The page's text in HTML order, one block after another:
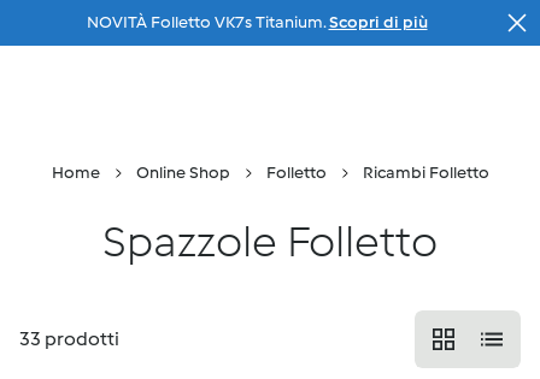
Salta al contenuto principale
NOVITÀ Folletto VK7s Titanium.Scopri di più
Home Online Shop Folletto Ricambi Folletto
Spazzole Folletto
33 prodotti